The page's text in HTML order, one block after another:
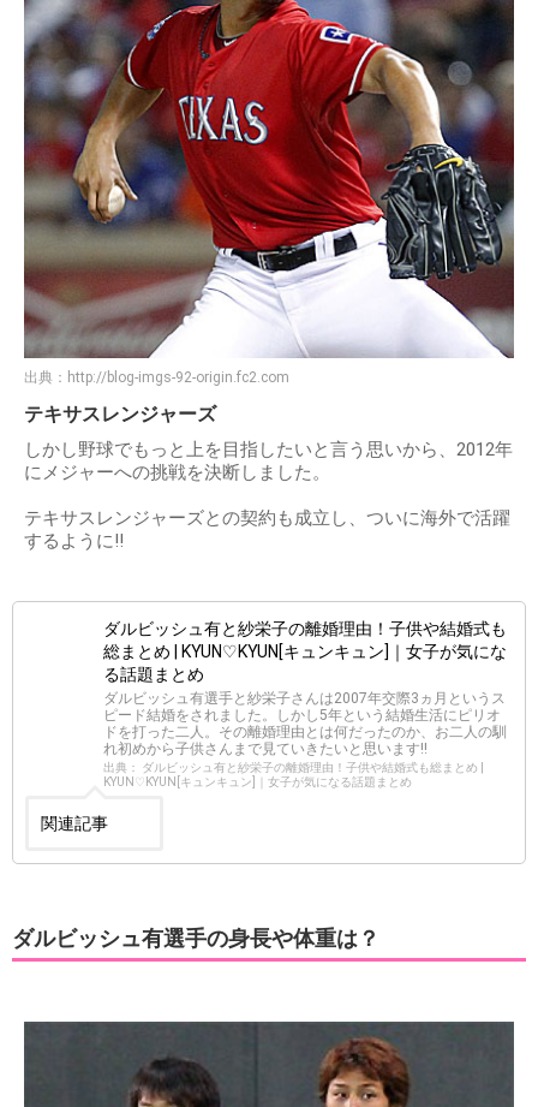
出典： http://blog-imgs-92-origin.fc2.com
テキサスレンジャーズ
しかし野球でもっと上を目指したいと言う思いから、2012年
にメジャーへの挑戦を決断しました。
テキサスレンジャーズとの契約も成立し、ついに海外で活躍
するように!!
ダルビッシュ有と紗栄子の離婚理由！子供や結婚式も
総まとめ | KYUN♡KYUN[キュンキュン]｜女子が気にな
る話題まとめ
ダルビッシュ有選手と紗栄子さんは2007年交際3ヵ月というス
ピード結婚をされました。しかし5年という結婚生活にピリオ
ドを打った二人。その離婚理由とは何だったのか、お二人の馴
れ初めから子供さんまで見ていきたいと思います!!
出典： ダルビッシュ有と紗栄子の離婚理由！子供や結婚式も総まとめ |
KYUN♡KYUN[キュンキュン]｜女子が気になる話題まとめ
関連記事
ダルビッシュ有選手の身長や体重は？